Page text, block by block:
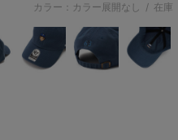
カラー：カラー展開なし / 在庫